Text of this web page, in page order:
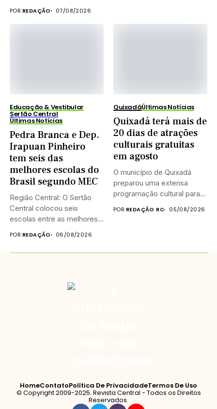
POR:REDAÇÃO 07/08/2026
Educação & Vestibular
Sertão Central
Últimas Notícias
Pedra Branca e Dep.
Irapuan Pinheiro
tem seis das
melhores escolas do
Brasil segundo MEC
Região Central: O Sertão
Central colocou seis
escolas entre as melhores
POR:REDAÇÃO 06/08/2026
QuixadáÚltimas Notícias
Quixadá terá mais de
20 dias de atrações
culturais gratuitas
em agosto
O município de Quixadá
preparou uma extensa
programação cultural para
celebrar o...
POR:REDAÇÃO RC 05/08/2026
HomeContatoPolítica De PrivacidadeTermos De Uso
© Copyright 2009-2025. Revista Central - Todos os Direitos
Reservados.